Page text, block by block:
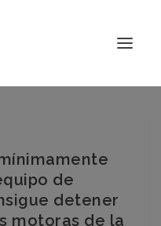
de
detener
motoras de la